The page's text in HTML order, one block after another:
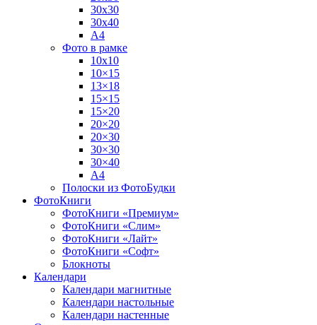
30х30
30х40
А4
Фото в рамке
10х10
10×15
13×18
15×15
15×20
20×20
20×30
30×30
30×40
A4
Полоски из ФотоБудки
ФотоКниги
ФотоКниги «Премиум»
ФотоКниги «Слим»
ФотоКниги «Лайт»
ФотоКниги «Софт»
Блокноты
Календари
Календари магнитные
Календари настольные
Календари настенные